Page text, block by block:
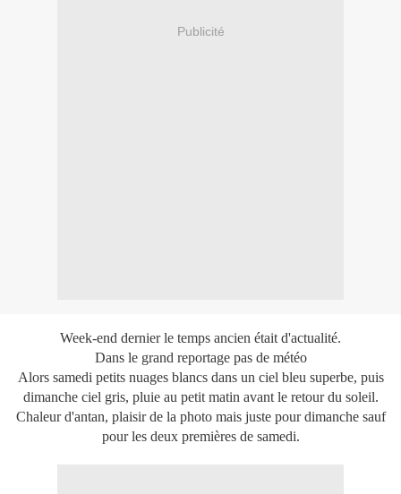
Publicité
Week-end dernier le temps ancien était d'actualité.
Dans le grand reportage pas de météo
Alors samedi petits nuages blancs dans un ciel bleu superbe, puis
dimanche ciel gris, pluie au petit matin avant le retour du soleil.
Chaleur d'antan, plaisir de la photo mais juste pour dimanche sauf
pour les deux premières de samedi.